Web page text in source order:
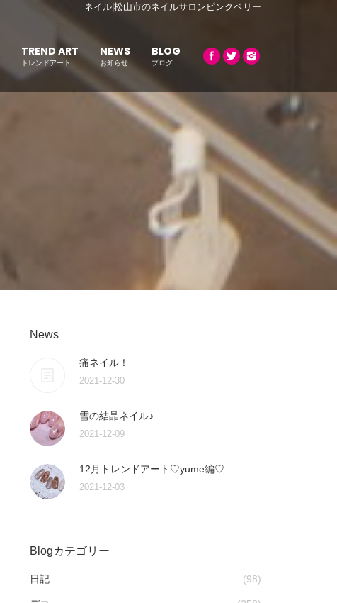
ネイル|松山市のネイルサロンピンクベリー
TREND ART
トレンドアート
NEWS
お知らせ
BLOG
ブログ
News
痛ネイル！
2021-12-30
雪の結晶ネイル♪
2021-12-09
12月トレンドアート♡yume編♡
2021-12-03
Blogカテゴリー
日記 (98)